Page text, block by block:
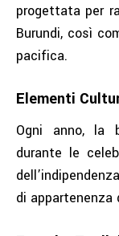
progettata per
Burundi, così
pacifica.
Elementi
Ogni anno, la
durante le
di appartenenza